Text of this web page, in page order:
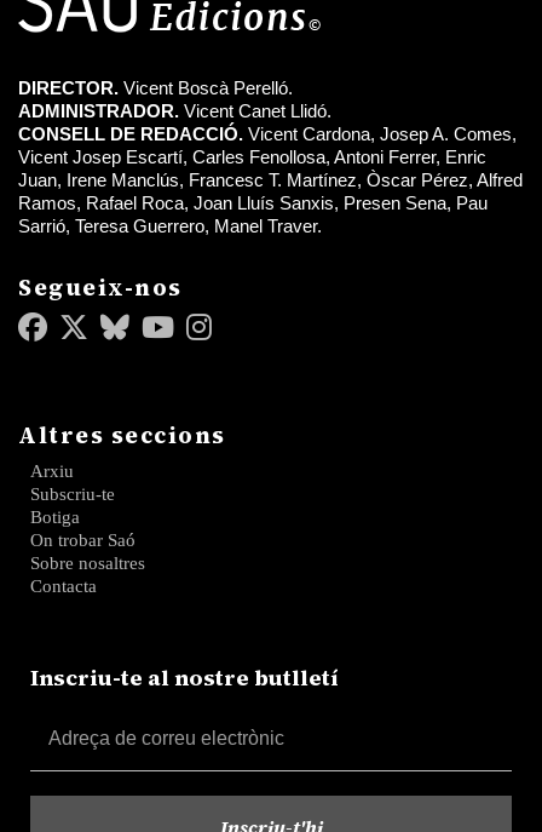
DIRECTOR. Vicent Boscà Perelló.
ADMINISTRADOR. Vicent Canet Llidó.
CONSELL DE REDACCIÓ. Vicent Cardona, Josep A. Comes,
Vicent Josep Escartí, Carles Fenollosa, Antoni Ferrer, Enric
Juan, Irene Manclús, Francesc T. Martínez, Òscar Pérez, Alfred
Ramos, Rafael Roca, Joan Lluís Sanxis, Presen Sena, Pau
Sarrió, Teresa Guerrero, Manel Traver.
Segueix-nos
Altres seccions
Arxiu
Subscriu-te
Botiga
On trobar Saó
Sobre nosaltres
Contacta
Inscriu-te al nostre butlletí